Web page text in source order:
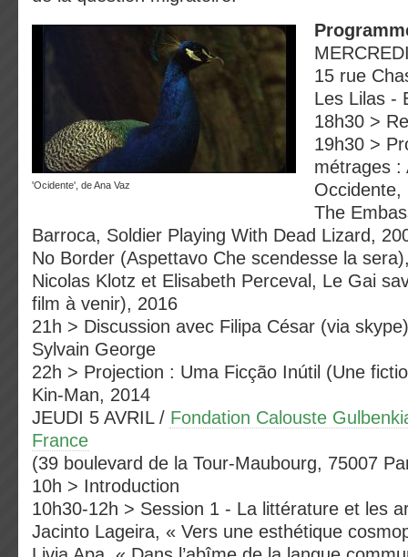
'Ocidente', de Ana Vaz
15 rue
Les Lilas -
18h30 >
19h30 >
métrages :
Occidente,
The
Barroca, Soldier Playing With Dead Lizard,
No Border (Aspettavo Che scendesse la
Nicolas Klotz et Elisabeth Perceval, Le Gai
film à venir), 2016
21h > Discussion avec Filipa César (via
Sylvain George
22h > Projection : Uma Ficção Inútil (Une
Kin-Man, 2014
JEUDI 5 AVRIL / Fondation Calouste
France
(39 boulevard de la Tour-Maubourg, 75007
10h > Introduction
10h30-12h > Session 1 - La littérature et les
Jacinto Lageira, « Vers une esthétique